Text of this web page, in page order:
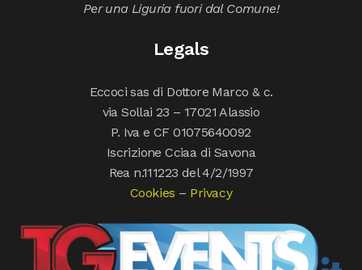
Per una Liguria fuori dal Comune!
Legals
Eccoci sas di Dottore Marco & c.
via Sollai 23 – 17021 Alassio
P. Iva e CF 01075640092
Iscrizione Cciaa di Savona
Rea n.111223 del 4/2/1997
Cookies – Privacy